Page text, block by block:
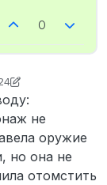
0
не
оружие
но она не
отомстить